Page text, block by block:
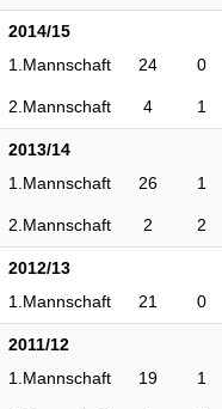
2014/15
1.Mannschaft
24 0
2.Mannschaft 4 1
2013/14
1.Mannschaft
26 1
2.Mannschaft 2 2
2012/13
1.Mannschaft
21 0
2011/12
1.Mannschaft
19 1